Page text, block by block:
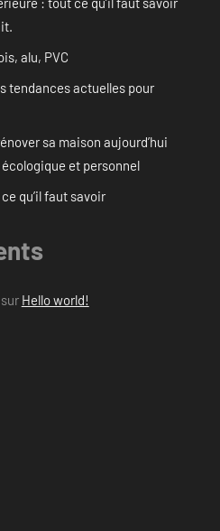
alu, PVC
tendances actuelles pour
sa maison aujourd’hui
et personnel
qu’il faut savoir
Hello world!